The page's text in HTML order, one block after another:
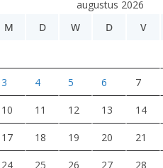
augustus 2026
M
D W D V
3 4 5 6 7
10 11 12 13 14
17 18 19 20 21
24 25 26 27 28